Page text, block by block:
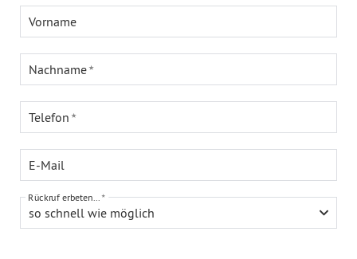
Vorname
Nachname
Telefon
E-Mail
so schnell wie möglich
Rückruf erbeten...